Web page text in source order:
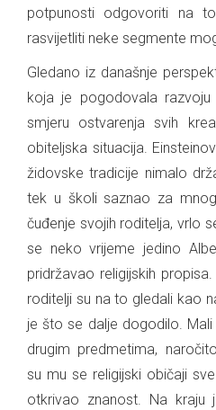
potpunosti odgovoriti na
rasvijetliti neke segmente
Gledano iz današnje
koja je pogodovala razvoju
smjeru ostvarenja svih
obiteljska situacija.
židovske tradicije nimalo
tek u školi saznao za
čuđenje svojih roditelja, vrlo
se neko vrijeme jedino
pridržavao religijskih
roditelji su na to gledali kao
je što se dalje dogodilo.
drugim predmetima,
su mu se religijski običaji
otkrivao znanost. Na